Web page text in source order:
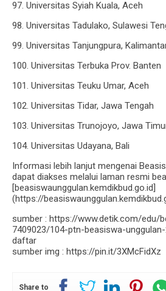
97. Universitas Syiah Kuala, Aceh
98. Universitas Tadulako, Sulawesi
99. Universitas Tanjungpura,
100. Universitas Terbuka Prov. Banten
101. Universitas Teuku Umar, Aceh
102. Universitas Tidar, Jawa Tengah
103. Universitas Trunojoyo, Jawa
104. Universitas Udayana, Bali
Informasi lebih lanjut mengenai
dapat diakses melalui laman resmi
[beasiswaunggulan.kemdikbud.go.id]
(https://
sumber : https://www.detik.com/edu/
7409023/104-ptn-beasiswa-
daftar
sumber img : https://pin.it/3XMcFidXz
Share to